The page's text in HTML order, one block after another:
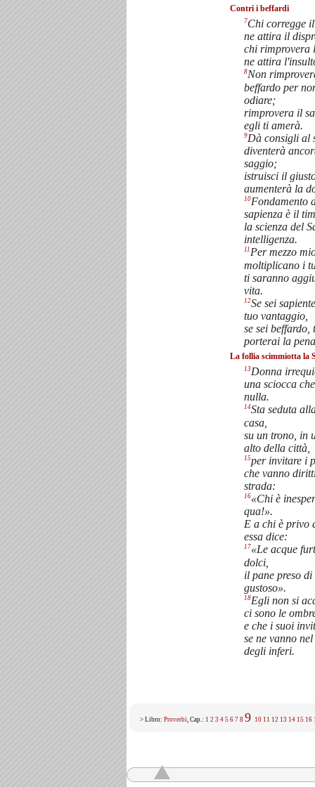
Contri i beffardi
7Chi corregge
ne attira il
chi rimprovera
ne attira
8Non
beffardo per
odiare;
rimprovera il
egli ti amerà.
9Dà consigli al
diventerà
saggio;
istruisci il
aumenterà la
10Fondamento
sapienza è il
la scienza del
intelligenza.
11Per mezzo
moltiplicano i
ti saranno
vita.
12Se sei
tuo vantaggio,
se sei beffardo,
porterai la
La follia scimmiotta la
13Donna
una sciocca
nulla.
14Sta seduta
casa,
su un trono, in
alto della città,
15per invitare i
che vanno
strada:
16«Chi è
qua!».
E a chi è privo
essa dice:
17«Le acque
dolci,
il pane preso di
gustoso».
18Egli non si
ci sono le
e che i suoi
se ne vanno
degli inferi.
> Libro: Proverbi, Cap.: 1 2 3 4 5 6 7 8 9 10 11 12 13 14 15 16